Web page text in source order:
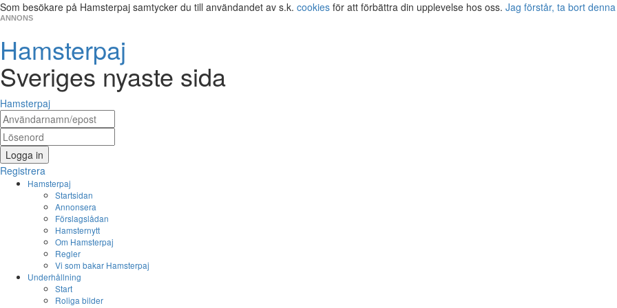
Som besökare på Hamsterpaj samtycker du till användandet av s.k. cookies för att förbättra din upplevelse hos oss. Jag förstår, ta bort
ANNONS
Hamsterpaj
Sveriges nyaste sida
Hamsterpaj
Logga in
Registrera
Hamsterpaj
Startsidan
Annonsera
Förslagslådan
Hamsternytt
Om Hamsterpaj
Regler
Vi som bakar Hamsterpaj
Underhållning
Start
Roliga bilder